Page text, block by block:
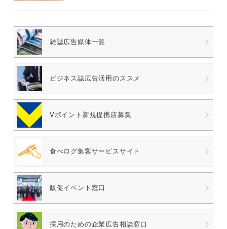
雑誌広告媒体一覧
ビジネス誌広告活用のススメ
Vポイント 新規提携店募集
食べログ集客サービスサイト
販促イベント窓口
採用のための企業広告相談窓口